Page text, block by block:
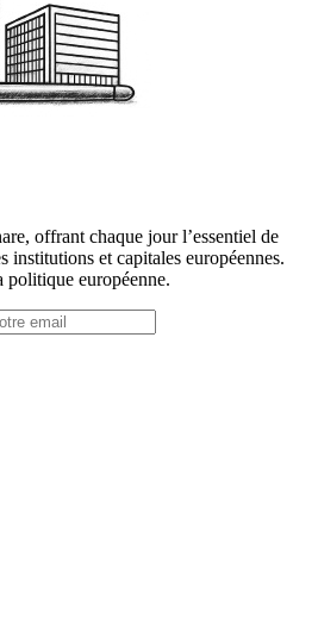
offrant chaque jour l’essentiel de
institutions et capitales européennes.
politique européenne.